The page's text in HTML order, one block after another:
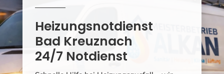
Heizungsnotdienst
Bad Kreuznach
24/7 Notdienst